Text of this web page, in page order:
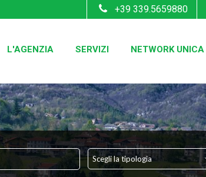
L'AGENZIA SERVIZI NETWORK UNICA
+39 339.5659880
Scegli la tipologia